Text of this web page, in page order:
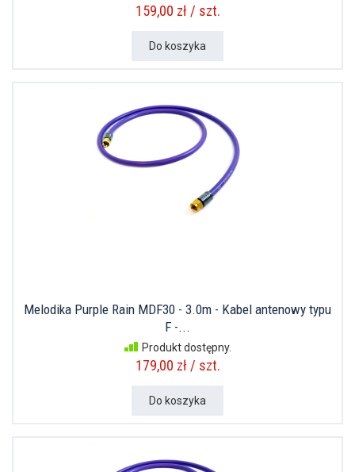
159,00 zł / szt.
Do koszyka
Melodika Purple Rain MDF30 - 3.0m - Kabel antenowy typu
F -...
Produkt dostępny.
179,00 zł / szt.
Do koszyka